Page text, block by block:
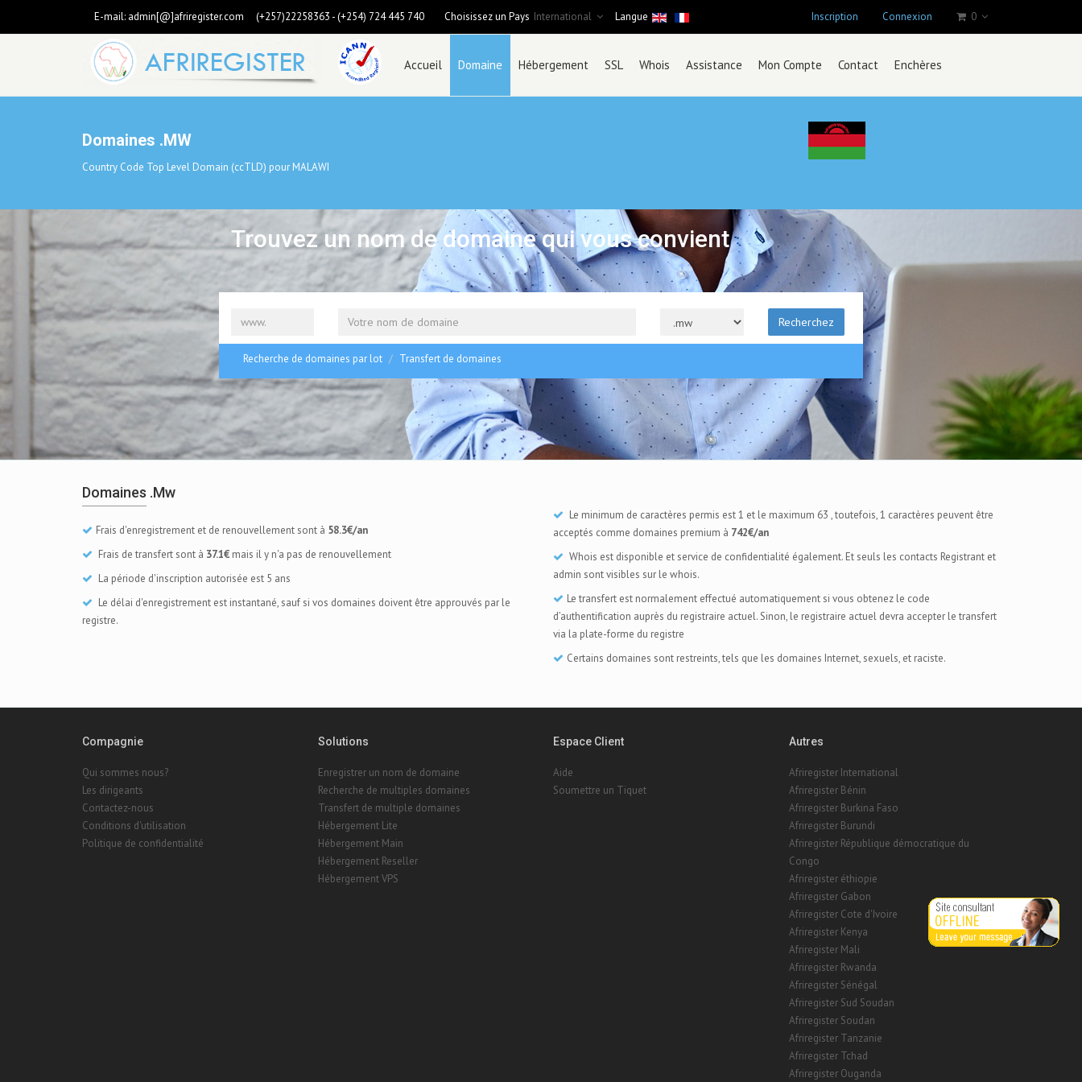
E-mail: admin[@]afriregister.com (+257)22258363 - (+254) 724 445 740 Choisissez un Pays International Langue Inscription Connexion 0
Accueil Domaine Hébergement SSL Whois Assistance Mon Compte Contact Enchères
Domaines .MW
Country Code Top Level Domain (ccTLD) pour MALAWI
Trouvez un nom de domaine qui vous convient
Recherchez
Recherche de domaines par lot Transfert de domaines
Domaines .mw
Frais d'enregistrement et de renouvellement sont à 58.3€/an
Frais de transfert sont à 37.1€ mais il y n'a pas de renouvellement
La période d'inscription autorisée est 5 ans
Le délai d'enregistrement est instantané, sauf si vos domaines doivent être approuvés par le
registre.
Le minimum de caractères permis est 1 et le maximum 63 , toutefois, 1 caractères peuvent être
acceptés comme domaines premium à 742€/an
Whois est disponible et service de confidentialité également. Et seuls les contacts Registrant et
admin sont visibles sur le whois.
Le transfert est normalement effectué automatiquement si vous obtenez le code
d’authentification auprès du registraire actuel. Sinon, le registraire actuel devra accepter le transfert
via la plate-forme du registre
Certains domaines sont restreints, tels que les domaines Internet, sexuels, et raciste.
Compagnie
Qui sommes nous?
Les dirigeants
Contactez-nous
Conditions d'utilisation
Politique de confidentialité
Solutions
Enregistrer un nom de domaine
Recherche de multiples domaines
Transfert de multiple domaines
Hébergement Lite
Hébergement Main
Hébergement Reseller
Hébergement VPS
Espace Client
Aide
Soumettre un Tiquet
Autres
Afriregister International
Afriregister Bénin
Afriregister Burkina Faso
Afriregister Burundi
Afriregister République démocratique du
Congo
Afriregister éthiopie
Afriregister Gabon
Afriregister Cote d'Ivoire
Afriregister Kenya
Afriregister Mali
Afriregister Rwanda
Afriregister Sénégal
Afriregister Sud Soudan
Afriregister Soudan
Afriregister Tanzanie
Afriregister Tchad
Afriregister Ouganda